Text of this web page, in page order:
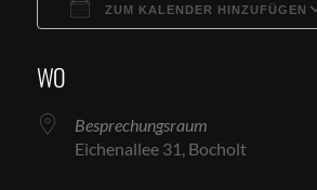
ZUM KALENDER HINZUFÜGEN
WO
Besprechungsraum
Eichenallee 31, Bocholt